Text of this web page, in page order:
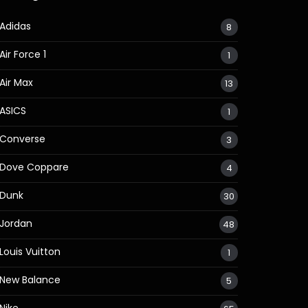
Adidas 8
Air Force 1 1
Air Max 13
ASICS 1
Converse 3
Dove Coppare 4
Dunk 30
Jordan 48
Louis Vuitton 1
New Balance 5